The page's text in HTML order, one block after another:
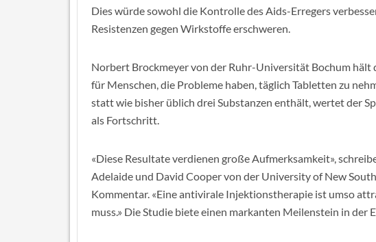
Dies würde sowohl die Kontrolle des Aids-Erregers
Resistenzen gegen Wirkstoffe erschweren.
Norbert Brockmeyer von der Ruhr-Universität Bochum hält
für Menschen, die Probleme haben, täglich Tabletten zu
statt wie bisher üblich drei Substanzen enthält, wertet der
als Fortschritt.
«Diese Resultate verdienen große Aufmerksamkeit»,
Adelaide und David Cooper von der University of New
Kommentar. «Eine antivirale Injektionstherapie ist umso
muss.» Die Studie biete einen markanten Meilenstein in der